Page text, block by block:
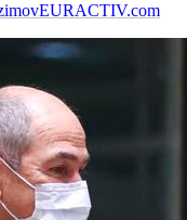
EURACTIV.com